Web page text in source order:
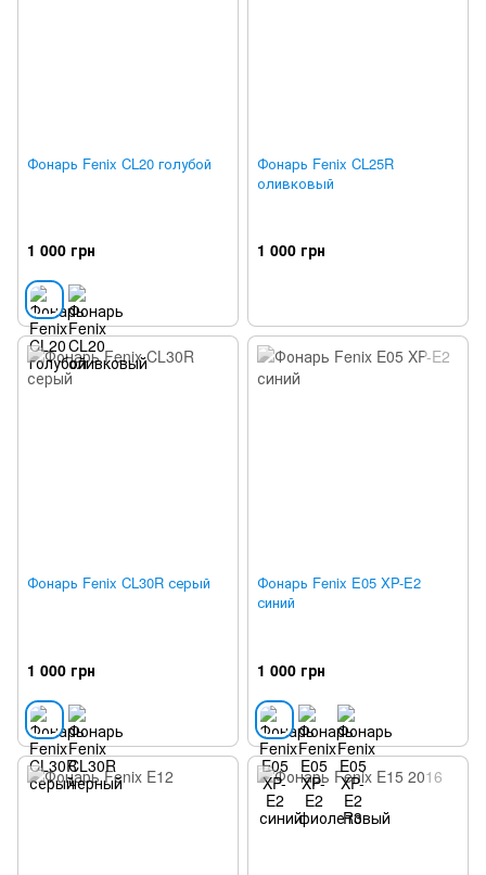
Фонарь Fenix CL20 голубой
1 000 грн
Фонарь Fenix CL25R
оливковый
1 000 грн
Фонарь Fenix CL30R серый
1 000 грн
Фонарь Fenix E05 XP-E2
синий
1 000 грн